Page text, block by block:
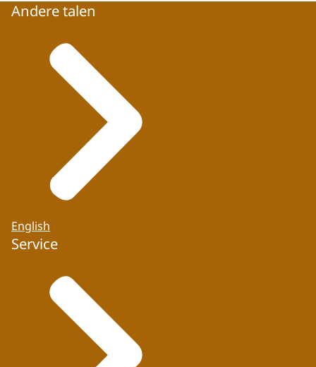
Andere talen
English
Service